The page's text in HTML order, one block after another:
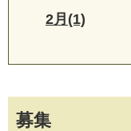
募集
2月(1)